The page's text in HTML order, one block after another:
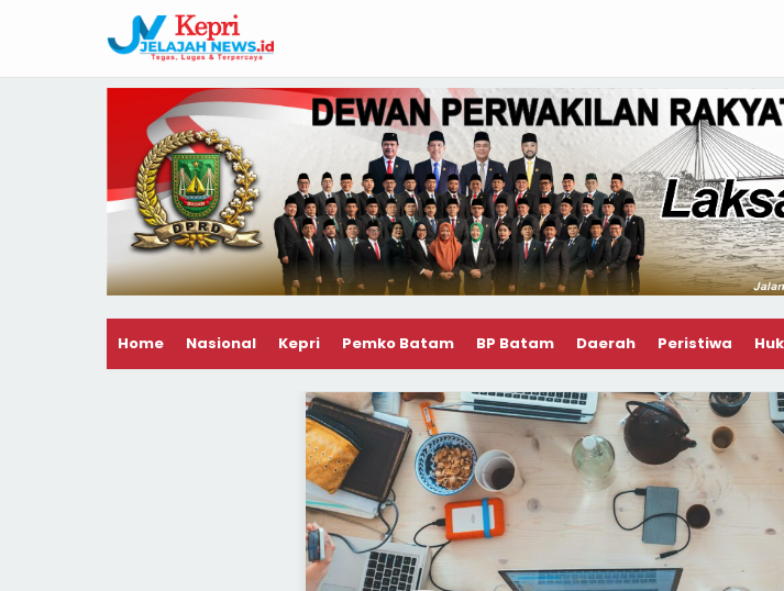
Home Nasional Kepri Pemko Batam BP Batam Daerah Peristiwa